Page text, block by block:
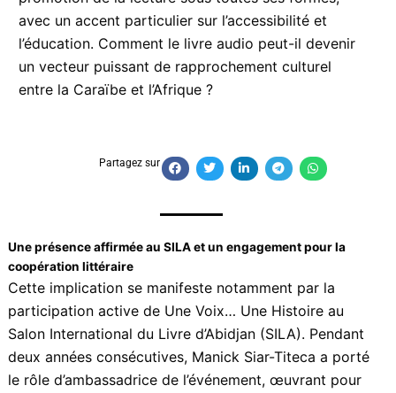
avec un accent particulier sur l’accessibilité et
l’éducation. Comment le livre audio peut-il devenir
un vecteur puissant de rapprochement culturel
entre la Caraïbe et l’Afrique ?
Partagez sur
Une présence affirmée au SILA et un engagement pour la
coopération littéraire
Cette implication se manifeste notamment par la
participation active de Une Voix… Une Histoire au
Salon International du Livre d’Abidjan (SILA). Pendant
deux années consécutives, Manick Siar-Titeca a porté
le rôle d’ambassadrice de l’événement, œuvrant pour